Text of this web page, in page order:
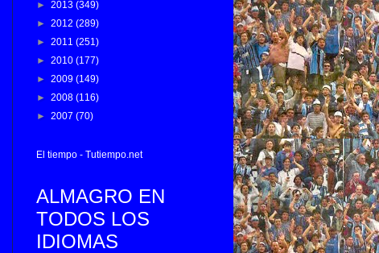
► 2013 (349)
► 2012 (289)
► 2011 (251)
► 2010 (177)
► 2009 (149)
► 2008 (116)
► 2007 (70)
El tiempo - Tutiempo.net
ALMAGRO EN
TODOS LOS
IDIOMAS